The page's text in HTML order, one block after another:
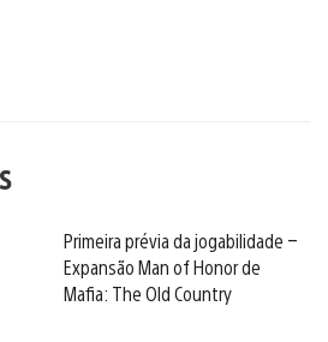
Primeira prévia da jogabilidade –
Expansão Man of Honor de
Mafia: The Old Country